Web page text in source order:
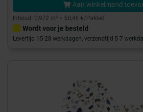
Aan winkelmand
Inhoud: 0,972 m² = 50,46 €/Pakket
Wordt voor je besteld
Levertijd 15-28 werkdagen, verzendtijd 5-7